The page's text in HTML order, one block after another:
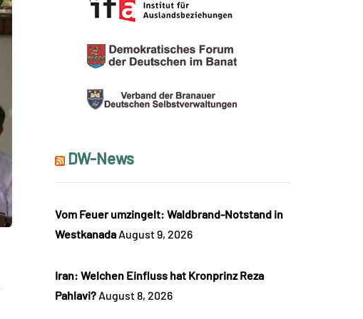
DW-News
Vom Feuer umzingelt: Waldbrand-Notstand in
Westkanada August 9, 2026
Iran: Welchen Einfluss hat Kronprinz Reza
Pahlavi? August 8, 2026